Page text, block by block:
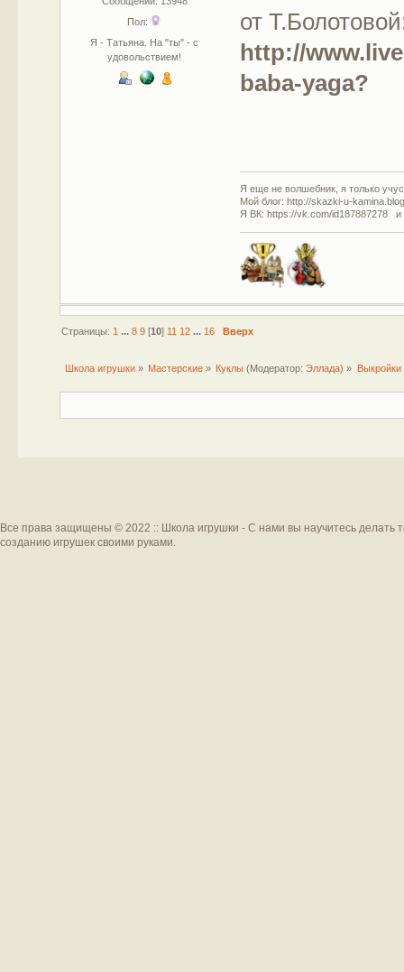
Пол:
Я - Татьяна. На "ты" - с
удовольствием!
от
http://
baba-yaga?
Я еще не волшебник, я только
Мой блог: http://skazki-u-
Я ВК: https://vk.com/id187887278 и
Страницы: 1 ... 8 9[10] 11 12 ... 16 Вверх
Школа игрушки» Мастерские » Куклы (Модератор:Эллада) » Выкройки
Все права защищены © 2022 :: Школа игрушки - С нами вы научитесь делать
созданию игрушек своими руками.